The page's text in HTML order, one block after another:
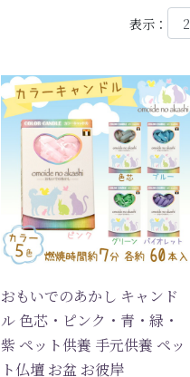
表示：
おもいでのあかし キャンド
ル 色芯・ピンク・青・緑・
紫 ペット供養 手元供養 ペッ
ト仏壇 お盆 お彼岸